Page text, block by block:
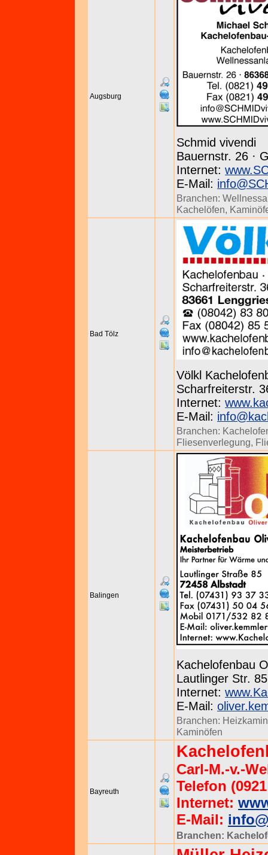
Augsburg
Schmid vivendi
Bauernstr. 26 ·
Internet:
E-Mail:
Branchen:
Kachelöfen,
Bad Tölz
Völkl
Scharfreiterstr.
Internet:
E-Mail:
Branchen:
Fliesenverlegung,
Balingen
Kachelofenbau
Lautlinger Str.
Internet:
E-Mail:
Branchen:
Kaminöfen
Bayreuth
Carl-M.-v.-
Telefon
Internet:
E-Mail:
Branchen: